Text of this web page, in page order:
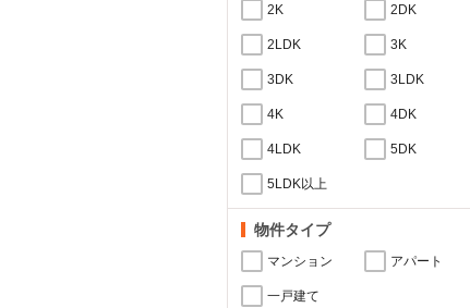
2K 2DK
2LDK 3K
3DK 3LDK
4K 4DK
4LDK 5DK
5LDK以上
物件タイプ
マンション アパート
一戸建て